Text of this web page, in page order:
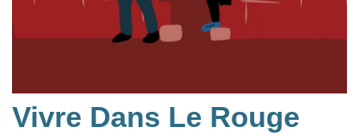
Vivre Dans Le Rouge